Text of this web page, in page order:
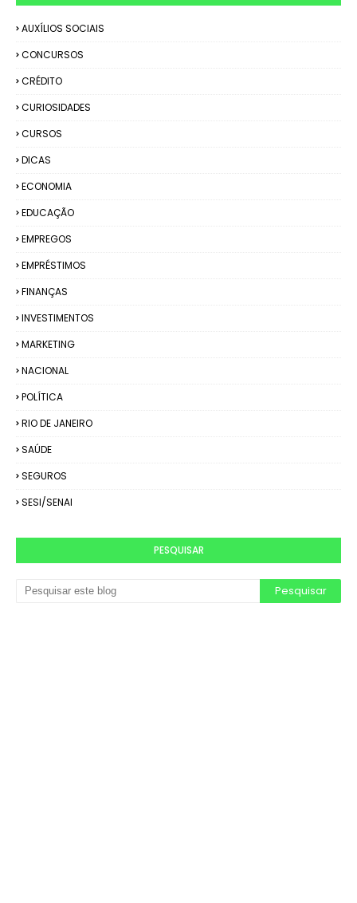
AUXÍLIOS SOCIAIS
CONCURSOS
CRÉDITO
CURIOSIDADES
CURSOS
DICAS
ECONOMIA
EDUCAÇÃO
EMPREGOS
EMPRÉSTIMOS
FINANÇAS
INVESTIMENTOS
MARKETING
NACIONAL
POLÍTICA
RIO DE JANEIRO
SAÚDE
SEGUROS
SESI/SENAI
PESQUISAR